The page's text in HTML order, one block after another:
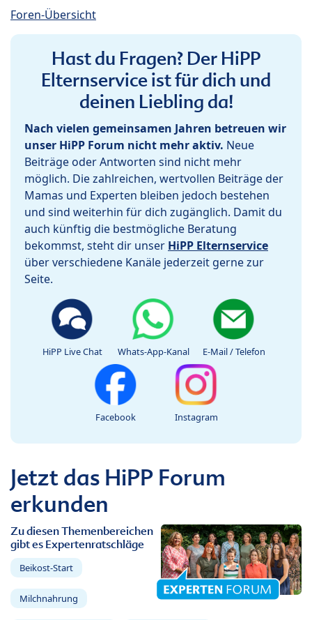
Foren-Übersicht
Hast du Fragen? Der HiPP
Elternservice ist für dich und
deinen Liebling da!
Nach vielen gemeinsamen Jahren betreuen wir
unser HiPP Forum nicht mehr aktiv. Neue
Beiträge oder Antworten sind nicht mehr
möglich. Die zahlreichen, wertvollen Beiträge der
Mamas und Experten bleiben jedoch bestehen
und sind weiterhin für dich zugänglich. Damit du
auch künftig die bestmögliche Beratung
bekommst, steht dir unser HiPP Elternservice
über verschiedene Kanäle jederzeit gerne zur
Seite.
HiPP Live Chat Whats-App-Kanal E-Mail / Telefon
Facebook Instagram
Jetzt das HiPP Forum
erkunden
Zu diesen Themenbereichen
gibt es Expertenratschläge
Beikost-Start
Milchnahrung